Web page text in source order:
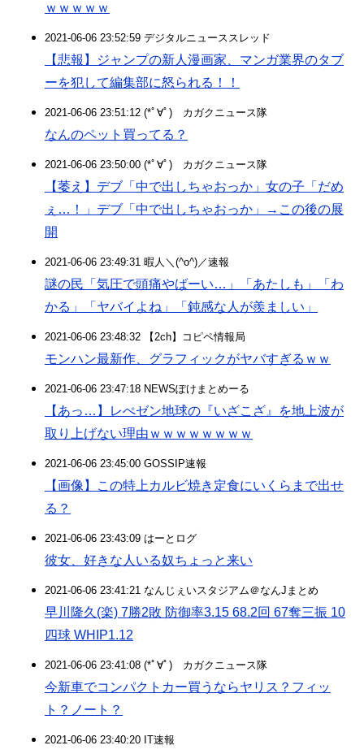
ｗｗｗｗｗ
2021-06-06 23:52:59 デジタルニューススレッド
【悲報】ジャンプの新人漫画家、マンガ業界のタブ
ーを犯して編集部に怒られる！！
2021-06-06 23:51:12 (*ﾟ∀ﾟ)ゞカガクニュース隊
なんのペット買ってる？
2021-06-06 23:50:00 (*ﾟ∀ﾟ)ゞカガクニュース隊
【萎え】デブ「中で出しちゃおっか」女の子「だめ
ぇ…！」デブ「中で出しちゃおっか」→この後の展
開
2021-06-06 23:49:31 暇人＼(^o^)／速報
謎の民「気圧で頭痛やばーい…」「あたしも」「わ
かる」「ヤバイよね」「鈍感な人が羨ましい」
2021-06-06 23:48:32 【2ch】コピペ情報局
モンハン最新作、グラフィックがヤバすぎるｗｗ
2021-06-06 23:47:18 NEWSぽけまとめーる
【あっ…】レぺゼン地球の『いざこざ』を地上波が
取り上げない理由ｗｗｗｗｗｗｗｗ
2021-06-06 23:45:00 GOSSIP速報
【画像】この特上カルビ焼き定食にいくらまで出せ
る？
2021-06-06 23:43:09 はーとログ
彼女、好きな人いる奴ちょっと来い
2021-06-06 23:41:21 なんじぇいスタジアム＠なんJまとめ
早川隆久(楽) 7勝2敗 防御率3.15 68.2回 67奪三振 10
四球 WHIP1.12
2021-06-06 23:41:08 (*ﾟ∀ﾟ)ゞカガクニュース隊
今新車でコンパクトカー買うならヤリス？フィッ
ト？ノート？
2021-06-06 23:40:20 IT速報